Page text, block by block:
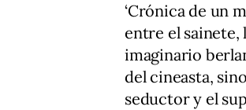
‘Crónica de un
entre el sainete,
imaginario
del cineasta,
seductor y el